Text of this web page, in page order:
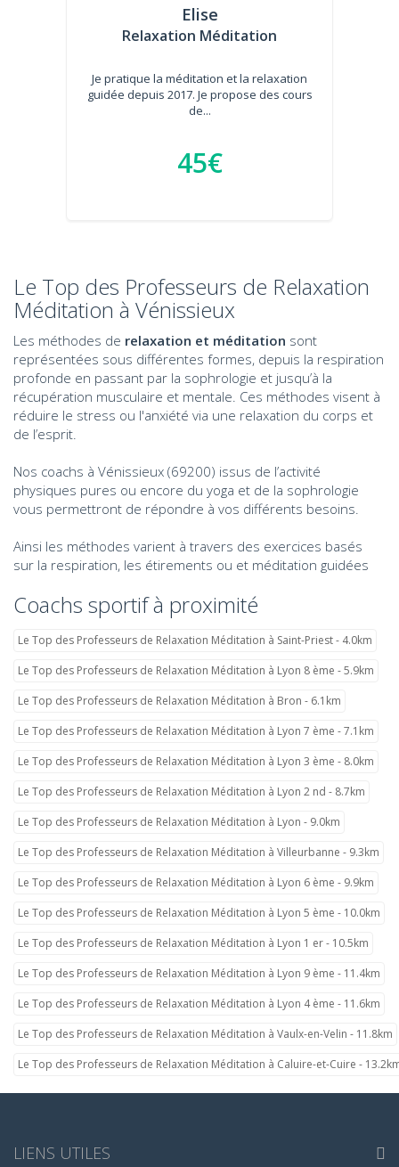
Elise
Relaxation Méditation
Je pratique la méditation et la relaxation
guidée depuis 2017. Je propose des cours
de...
45€
Le Top des Professeurs de Relaxation
Méditation à Vénissieux
Les méthodes de relaxation et méditation sont
représentées sous différentes formes, depuis la respiration
profonde en passant par la sophrologie et jusqu’à la
récupération musculaire et mentale. Ces méthodes visent à
réduire le stress ou l'anxiété via une relaxation du corps et
de l’esprit.
Nos coachs à Vénissieux (69200) issus de l’activité
physiques pures ou encore du yoga et de la sophrologie
vous permettront de répondre à vos différents besoins.
Ainsi les méthodes varient à travers des exercices basés
sur la respiration, les étirements ou et méditation guidées
Coachs sportif à proximité
Le Top des Professeurs de Relaxation Méditation à Saint-Priest - 4.0km
Le Top des Professeurs de Relaxation Méditation à Lyon 8 ème - 5.9km
Le Top des Professeurs de Relaxation Méditation à Bron - 6.1km
Le Top des Professeurs de Relaxation Méditation à Lyon 7 ème - 7.1km
Le Top des Professeurs de Relaxation Méditation à Lyon 3 ème - 8.0km
Le Top des Professeurs de Relaxation Méditation à Lyon 2 nd - 8.7km
Le Top des Professeurs de Relaxation Méditation à Lyon - 9.0km
Le Top des Professeurs de Relaxation Méditation à Villeurbanne - 9.3km
Le Top des Professeurs de Relaxation Méditation à Lyon 6 ème - 9.9km
Le Top des Professeurs de Relaxation Méditation à Lyon 5 ème - 10.0km
Le Top des Professeurs de Relaxation Méditation à Lyon 1 er - 10.5km
Le Top des Professeurs de Relaxation Méditation à Lyon 9 ème - 11.4km
Le Top des Professeurs de Relaxation Méditation à Lyon 4 ème - 11.6km
Le Top des Professeurs de Relaxation Méditation à Vaulx-en-Velin - 11.8km
Le Top des Professeurs de Relaxation Méditation à Caluire-et-Cuire -
LIENS UTILES